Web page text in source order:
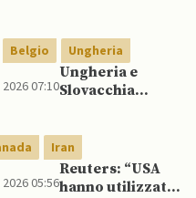
Belgio Ungheria
07:10
Ungheria e
Slovacchia
con petrolio
russo, mentre
Belgio aumenta
Iran
05:56
Reuters: “USA
hanno utilizzato